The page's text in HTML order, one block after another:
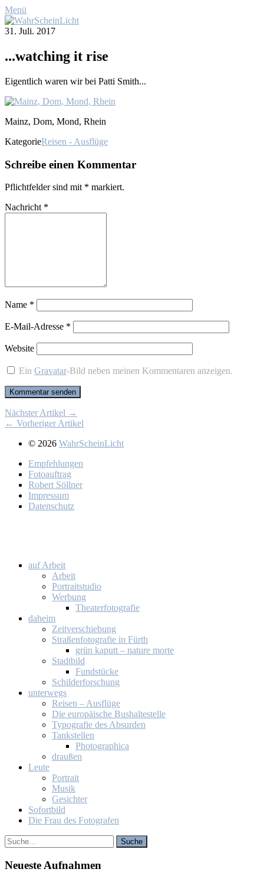
Menü
31. Juli. 2017
...wat­ching it ri­se
Ei­gent­lich wa­ren wir bei Pat­ti Smith...
Mainz, Dom, Mond, Rhein
KategorieReisen - Ausflüge
Schreibe einen Kommentar
Pflichtfelder sind mit * markiert.
Nachricht *
Name *
E-Mail-Adresse *
Website
EinGravatar-Bild neben meinen Kommentaren anzeigen.
Nächster Artikel →
← Vorheriger Artikel
© 2026 WahrScheinLicht
Emp­feh­lun­gen
Fo­to­auf­trag
Ro­bert Söll­ner
Im­pres­sum
Da­ten­schutz
auf Ar­beit
Ar­beit
Por­trait­stu­dio
Wer­bung
Thea­ter­fo­to­gra­fie
da­heim
Zeit­ver­schie­bung
Stra­ßen­fo­to­gra­fie in Fürth
grün ka­putt – na­tu­re mor­te
Stadt­bild
Fund­stü­cke
Schil­der­for­schung
un­ter­wegs
Rei­sen – Aus­flü­ge
Die eu­ro­päi­sche Bus­hal­te­stel­le
Ty­po­gra­fie des Ab­sur­den
Tank­stel­len
Pho­to­gra­phi­ca
drau­ßen
Leu­te
Por­trait
Mu­sik
Ge­sich­ter
So­fort­bild
Die Frau des Fo­to­gra­fen
Neu­es­te Auf­nah­men